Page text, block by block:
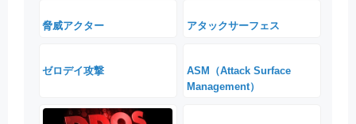
脅威アクター アタックサーフェス
ゼロデイ攻撃
ASM（Attack Surface
Management）